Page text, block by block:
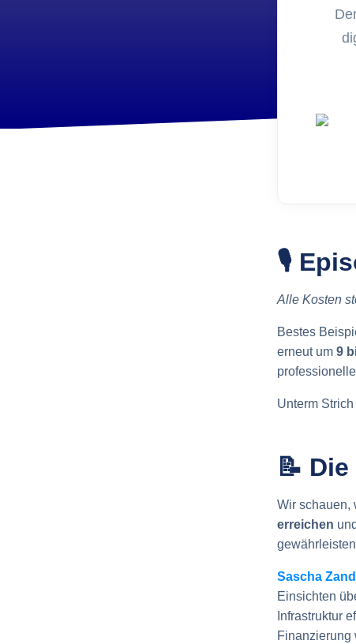
🎙️
Alle Kosten
Bestes
erneut um 9
Unterm
📝
Wir schauen,
erreichen und
Sascha
Einsichten
Infrastruktur
Finanzierung